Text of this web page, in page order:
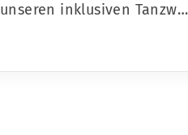
unseren inklusiven Tanzw…